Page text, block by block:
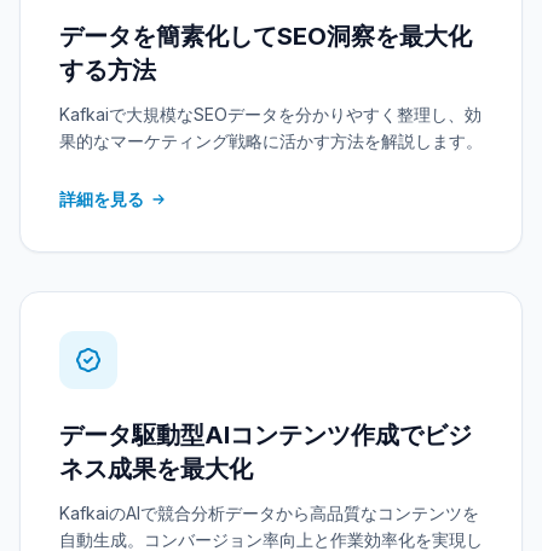
データを簡素化してSEO洞察を最大化
する方法
Kafkaiで大規模なSEOデータを分かりやすく整理し、効
果的なマーケティング戦略に活かす方法を解説します。
詳細を見る
データ駆動型AIコンテンツ作成でビジ
ネス成果を最大化
KafkaiのAIで競合分析データから高品質なコンテンツを
自動生成。コンバージョン率向上と作業効率化を実現し